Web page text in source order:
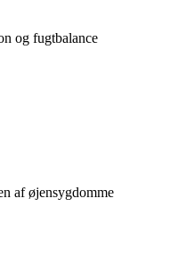
og fugtbalance
af øjensygdomme